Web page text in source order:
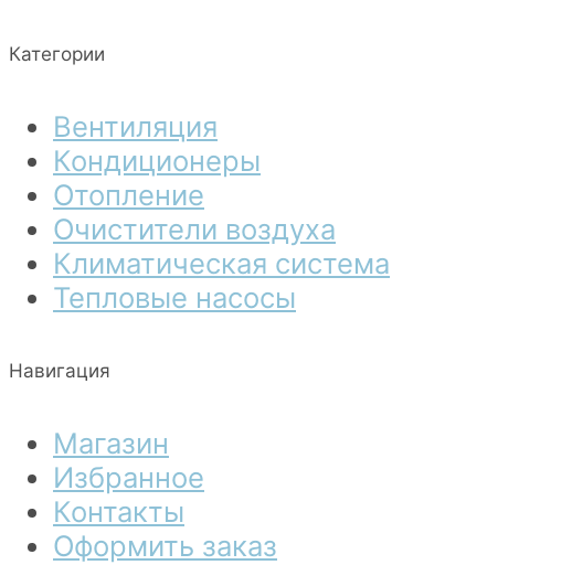
Категории
Вентиляция
Кондиционеры
Отопление
Очистители воздуха
Климатическая система
Тепловые насосы
Навигация
Магазин
Избранное
Контакты
Оформить заказ